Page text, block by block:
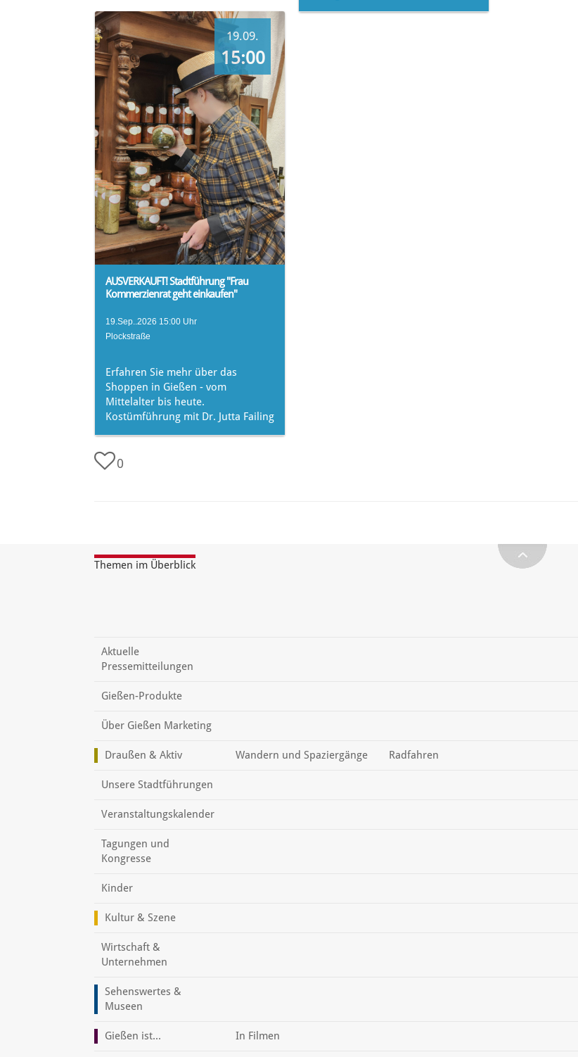
19.09.
15:00
AUSVERKAUFT! Stadtführung "Frau
Kommerzienrat geht einkaufen"
19.Sep..2026 15:00 Uhr
Plockstraße
Erfahren Sie mehr über das
Shoppen in Gießen - vom
Mittelalter bis heute.
Kostümführung mit Dr. Jutta Failing
0
Themen im Überblick
Aktuelle
Pressemitteilungen
Gießen-Produkte
Über Gießen Marketing
Draußen & Aktiv Wandern und Spaziergänge Radfahren
Unsere Stadtführungen
Veranstaltungskalender
Tagungen und
Kongresse
Kinder
Kultur & Szene
Wirtschaft &
Unternehmen
Sehenswertes &
Museen
Gießen ist... In Filmen